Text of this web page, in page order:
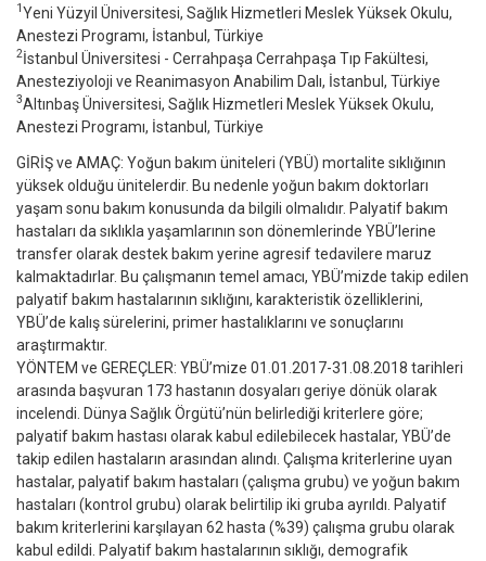
1 Yeni Yüzyil Üniversitesi, Sağlık Hizmetleri Meslek Yüksek Okulu,
Anestezi Programı, İstanbul, Türkiye
2İstanbul Üniversitesi - Cerrahpaşa Cerrahpaşa Tıp Fakültesi,
Anesteziyoloji ve Reanimasyon Anabilim Dalı, İstanbul, Türkiye
3Altınbaş Üniversitesi, Sağlık Hizmetleri Meslek Yüksek Okulu,
Anestezi Programı, İstanbul, Türkiye
GİRİŞ ve AMAÇ: Yoğun bakım üniteleri (YBÜ) mortalite sıklığının
yüksek olduğu ünitelerdir. Bu nedenle yoğun bakım doktorları
yaşam sonu bakım konusunda da bilgili olmalıdır. Palyatif bakım
hastaları da sıklıkla yaşamlarının son dönemlerinde YBÜ’lerine
transfer olarak destek bakım yerine agresif tedavilere maruz
kalmaktadırlar. Bu çalışmanın temel amacı, YBÜ’mizde takip edilen
palyatif bakım hastalarının sıklığını, karakteristik özelliklerini,
YBÜ’de kalış sürelerini, primer hastalıklarını ve sonuçlarını
araştırmaktır.
YÖNTEM ve GEREÇLER: YBÜ’mize 01.01.2017-31.08.2018 tarihleri
arasında başvuran 173 hastanın dosyaları geriye dönük olarak
incelendi. Dünya Sağlık Örgütü’nün belirlediği kriterlere göre;
palyatif bakım hastası olarak kabul edilebilecek hastalar, YBÜ’de
takip edilen hastaların arasından alındı. Çalışma kriterlerine uyan
hastalar, palyatif bakım hastaları (çalışma grubu) ve yoğun bakım
hastaları (kontrol grubu) olarak belirtilip iki gruba ayrıldı. Palyatif
bakım kriterlerini karşılayan 62 hasta (%39) çalışma grubu olarak
kabul edildi. Palyatif bakım hastalarının sıklığı, demografik